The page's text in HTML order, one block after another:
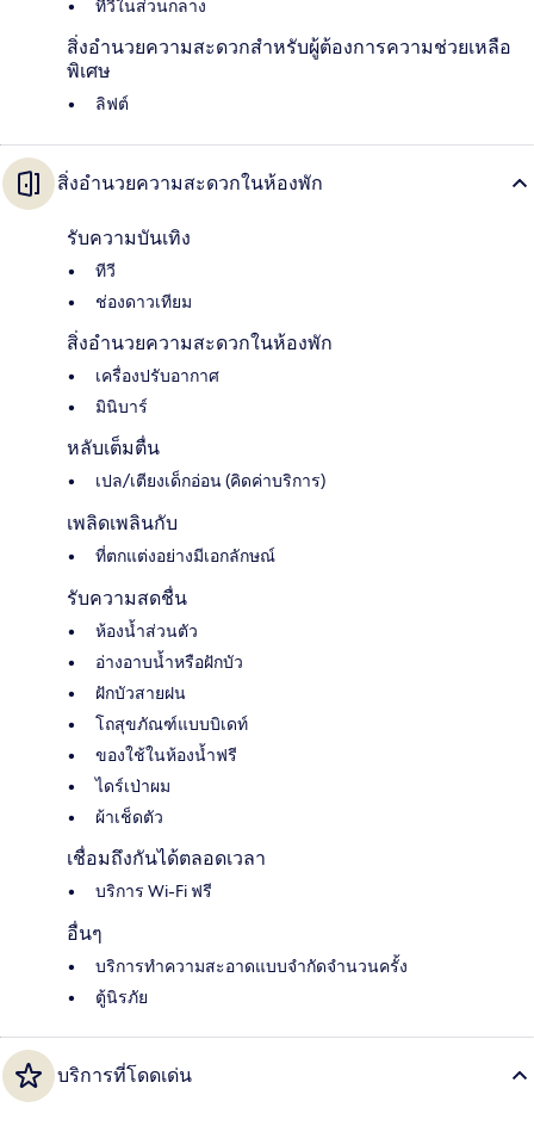
ทีวีในส่วนกลาง
สิ่งอำนวยความสะดวกสำหรับผู้ต้องการความช่วยเหลือ
พิเศษ
ลิฟต์
สิ่งอำนวยความสะดวกในห้องพัก
รับความบันเทิง
ทีวี
ช่องดาวเทียม
สิ่งอำนวยความสะดวกในห้องพัก
เครื่องปรับอากาศ
มินิบาร์
หลับเต็มตื่น
เปล/เตียงเด็กอ่อน (คิดค่าบริการ)
เพลิดเพลินกับ
ที่ตกแต่งอย่างมีเอกลักษณ์
รับความสดชื่น
ห้องน้ำส่วนตัว
อ่างอาบน้ำหรือฝักบัว
ฝักบัวสายฝน
โถสุขภัณฑ์แบบบิเดท์
ของใช้ในห้องน้ำฟรี
ไดร์เป่าผม
ผ้าเช็ดตัว
เชื่อมถึงกันได้ตลอดเวลา
บริการ Wi-Fi ฟรี
อื่นๆ
บริการทำความสะอาดแบบจำกัดจำนวนครั้ง
ตู้นิรภัย
บริการที่โดดเด่น